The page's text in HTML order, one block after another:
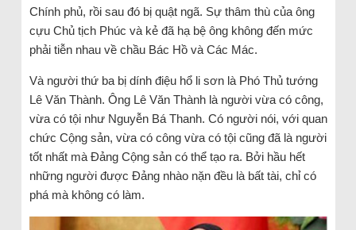
Chính phủ, rồi sau đó bị quật ngã. Sự thâm thù của ông
cựu Chủ tịch Phúc và kẻ đã hạ bệ ông không đến mức
phải tiễn nhau về chầu Bác Hồ và Các Mác.
Và người thứ ba bị dính điệu hổ li sơn là Phó Thủ tướng
Lê Văn Thành. Ông Lê Văn Thành là người vừa có công,
vừa có tội như Nguyễn Bá Thanh. Có người nói, với quan
chức Cộng sản, vừa có công vừa có tội cũng đã là người
tốt nhất mà Đảng Cộng sản có thể tạo ra. Bởi hầu hết
những người được Đảng nhào nặn đều là bất tài, chỉ có
phá mà không có làm.